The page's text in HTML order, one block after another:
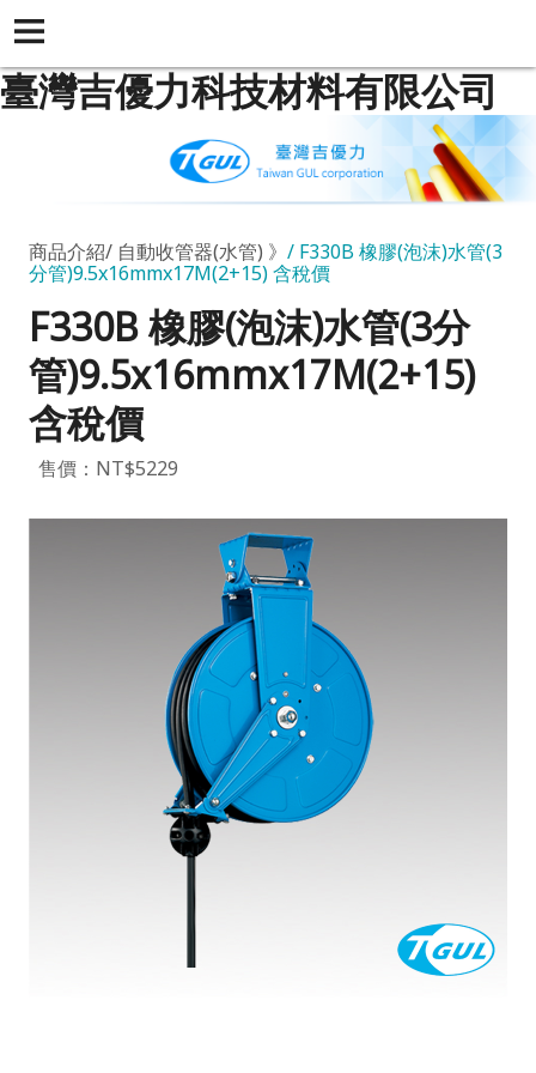
臺灣吉優力科技材料有限公司
商品介紹 自動收管器(水管) 》
F330B 橡膠(泡沫)水管(3
分管)9.5x16mmx17M(2+15) 含稅價
F330B 橡膠(泡沫)水管(3分
管)9.5x16mmx17M(2+15)
含稅價
售價：NT$5229